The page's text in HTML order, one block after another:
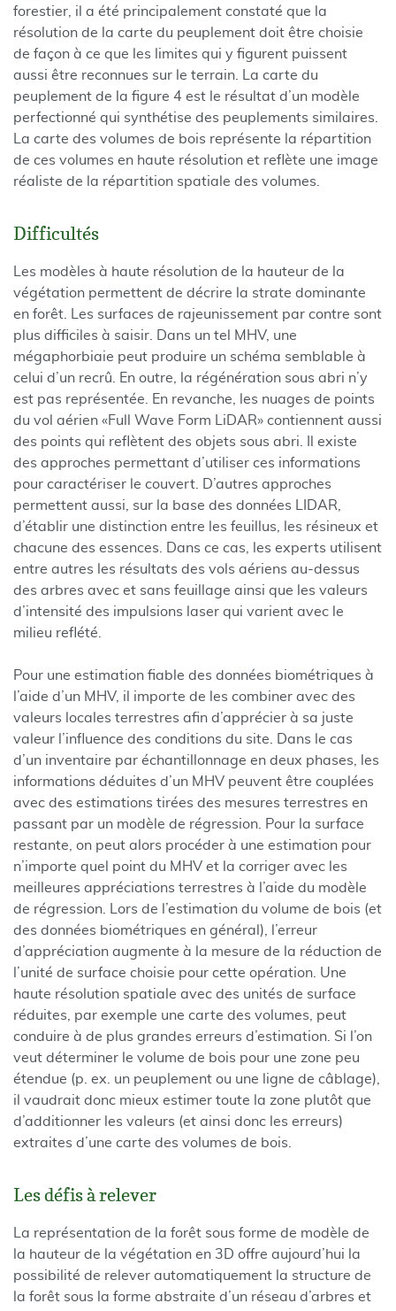
forestier, il a été principalement constaté que la
résolution de la carte du peuplement doit être choisie
de façon à ce que les limites qui y figurent puissent
aussi être reconnues sur le terrain. La carte du
peuplement de la figure 4 est le résultat d’un modèle
perfectionné qui synthétise des peuplements similaires.
La carte des volumes de bois représente la répartition
de ces volumes en haute résolution et reflète une image
réaliste de la répartition spatiale des volumes.
Difficultés
Les modèles à haute résolution de la hauteur de la
végétation permettent de décrire la strate dominante
en forêt. Les surfaces de rajeunissement par contre sont
plus difficiles à saisir. Dans un tel MHV, une
mégaphorbiaie peut produire un schéma semblable à
celui d’un recrû. En outre, la régénération sous abri n’y
est pas représentée. En revanche, les nuages de points
du vol aérien «Full Wave Form LiDAR» contiennent aussi
des points qui reflètent des objets sous abri. Il existe
des approches permettant d’utiliser ces informations
pour caractériser le couvert. D’autres approches
permettent aussi, sur la base des données LIDAR,
d’établir une distinction entre les feuillus, les résineux et
chacune des essences. Dans ce cas, les experts utilisent
entre autres les résultats des vols aériens au-dessus
des arbres avec et sans feuillage ainsi que les valeurs
d’intensité des impulsions laser qui varient avec le
milieu reflété.
Pour une estimation fiable des données biométriques à
l’aide d’un MHV, il importe de les combiner avec des
valeurs locales terrestres afin d’apprécier à sa juste
valeur l’influence des conditions du site. Dans le cas
d’un inventaire par échantillonnage en deux phases, les
informations déduites d’un MHV peuvent être couplées
avec des estimations tirées des mesures terrestres en
passant par un modèle de régression. Pour la surface
restante, on peut alors procéder à une estimation pour
n’importe quel point du MHV et la corriger avec les
meilleures appréciations terrestres à l’aide du modèle
de régression. Lors de l’estimation du volume de bois (et
des données biométriques en général), l’erreur
d’appréciation augmente à la mesure de la réduction de
l’unité de surface choisie pour cette opération. Une
haute résolution spatiale avec des unités de surface
réduites, par exemple une carte des volumes, peut
conduire à de plus grandes erreurs d’estimation. Si l’on
veut déterminer le volume de bois pour une zone peu
étendue (p. ex. un peuplement ou une ligne de câblage),
il vaudrait donc mieux estimer toute la zone plutôt que
d’additionner les valeurs (et ainsi donc les erreurs)
extraites d’une carte des volumes de bois.
Les défis à relever
La représentation de la forêt sous forme de modèle de
la hauteur de la végétation en 3D offre aujourd’hui la
possibilité de relever automatiquement la structure de
la forêt sous la forme abstraite d’un réseau d’arbres et